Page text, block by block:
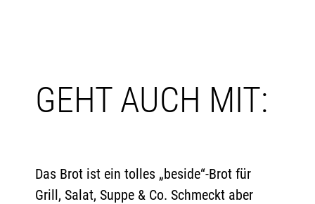
GEHT AUCH MIT:
Das Brot ist ein tolles „beside“-Brot für
Grill, Salat, Suppe & Co. Schmeckt aber